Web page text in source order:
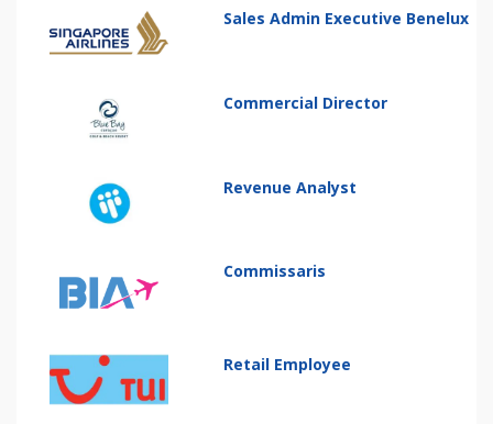
Sales Admin Executive Benelux
Commercial Director
Revenue Analyst
Commissaris
Retail Employee